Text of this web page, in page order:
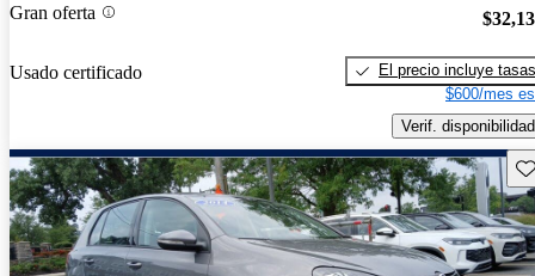
Gran oferta
Usado certificado
El precio incluye tasas
$600/mes
Verif. disponibilidad